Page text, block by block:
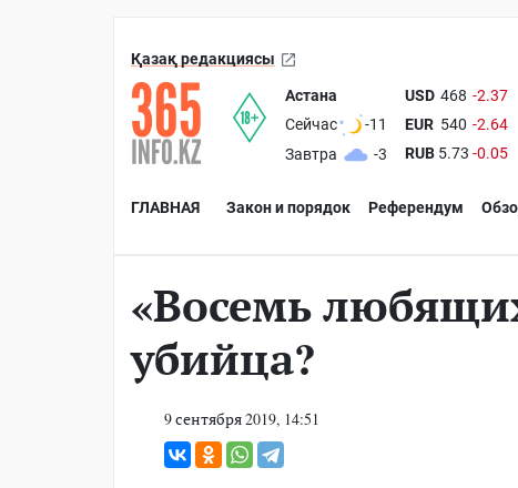
Қазақ редакциясы
Астана
Сейчас
-11
Завтра
-3
USD 468 -2.37
EUR 540 -2.64
RUB 5.73 -0.05
ГЛАВНАЯ Закон и порядок Референдум
«Восемь
убийца?
9 сентября 2019, 14:51